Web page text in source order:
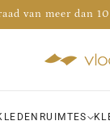
showroom
RUIMTES